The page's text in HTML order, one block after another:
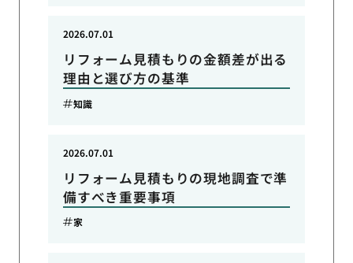
リフォーム見積もりの金額差が出る
理由と選び方の基準
2026.07.01
知識
リフォーム見積もりの現地調査で準
備すべき重要事項
2026.07.01
家